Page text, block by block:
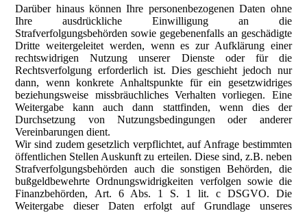
Darüber hinaus können Ihre personenbezogenen Daten ohne
Ihre ausdrückliche Einwilligung an die
Strafverfolgungsbehörden sowie gegebenenfalls an geschädigte
Dritte weitergeleitet werden, wenn es zur Aufklärung einer
rechtswidrigen Nutzung unserer Dienste oder für die
Rechtsverfolgung erforderlich ist. Dies geschieht jedoch nur
dann, wenn konkrete Anhaltspunkte für ein gesetzwidriges
beziehungsweise missbräuchliches Verhalten vorliegen. Eine
Weitergabe kann auch dann stattfinden, wenn dies der
Durchsetzung von Nutzungsbedingungen oder anderer
Vereinbarungen dient.
Wir sind zudem gesetzlich verpflichtet, auf Anfrage bestimmten
öffentlichen Stellen Auskunft zu erteilen. Diese sind, z.B. neben
Strafverfolgungsbehörden auch die sonstigen Behörden, die
bußgeldbewehrte Ordnungswidrigkeiten verfolgen sowie die
Finanzbehörden,
Art. 6 Abs. 1 S. 1 lit. c DSGVO. Die
Weitergabe dieser Daten erfolgt auf Grundlage unseres